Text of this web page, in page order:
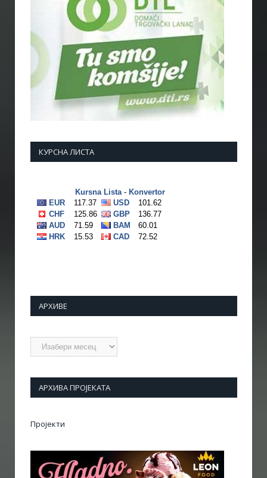
КУРСНА ЛИСТА
АРХИВЕ
Архиве
АРХИВА ПРОЈЕКАТА
Пројекти